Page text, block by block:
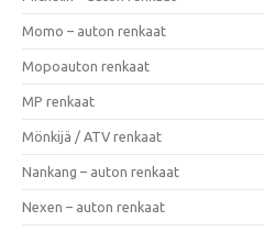
Momo – auton renkaat
Mopoauton renkaat
MP renkaat
Mönkijä / ATV renkaat
Nankang – auton renkaat
Nexen – auton renkaat